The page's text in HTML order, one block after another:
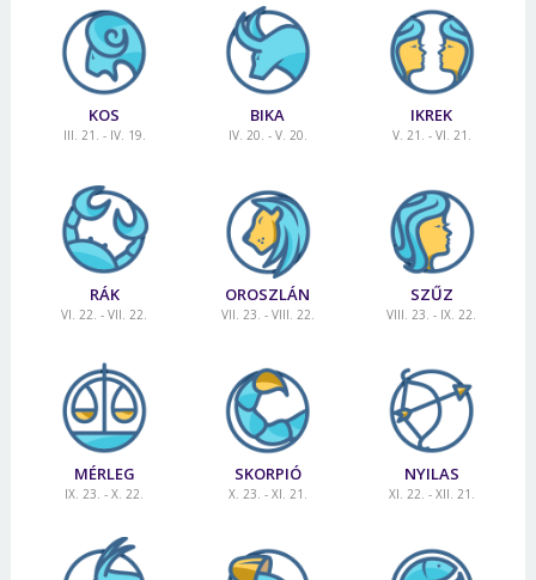
KOS
III. 21. - IV. 19.
BIKA
IV. 20. - V. 20.
IKREK
V. 21. - VI. 21.
RÁK
VI. 22. - VII. 22.
OROSZLÁN
VII. 23. - VIII. 22.
SZŰZ
VIII. 23. - IX. 22.
MÉRLEG
IX. 23. - X. 22.
SKORPIÓ
X. 23. - XI. 21.
NYILAS
XI. 22. - XII. 21.